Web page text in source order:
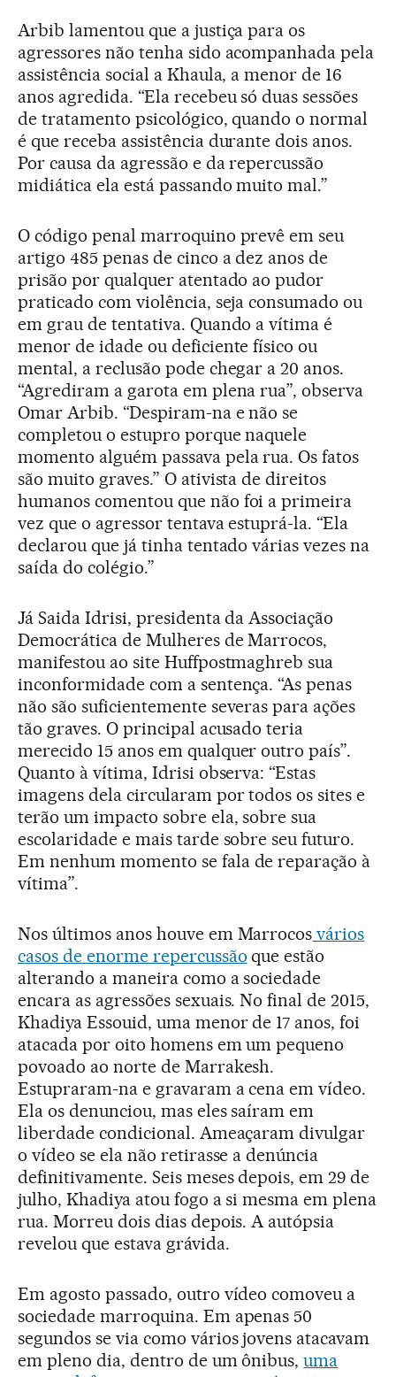
Arbib lamentou que a justiça para os
agressores não tenha sido acompanhada pela
assistência social a Khaula, a menor de 16
anos agredida. “Ela recebeu só duas sessões
de tratamento psicológico, quando o normal
é que receba assistência durante dois anos.
Por causa da agressão e da repercussão
midiática ela está passando muito mal.”
O código penal marroquino prevê em seu
artigo 485 penas de cinco a dez anos de
prisão por qualquer atentado ao pudor
praticado com violência, seja consumado ou
em grau de tentativa. Quando a vítima é
menor de idade ou deficiente físico ou
mental, a reclusão pode chegar a 20 anos.
“Agrediram a garota em plena rua”, observa
Omar Arbib. “Despiram-na e não se
completou o estupro porque naquele
momento alguém passava pela rua. Os fatos
são muito graves.” O ativista de direitos
humanos comentou que não foi a primeira
vez que o agressor tentava estuprá-la. “Ela
declarou que já tinha tentado várias vezes na
saída do colégio.”
Já Saida Idrisi, presidenta da Associação
Democrática de Mulheres de Marrocos,
manifestou ao site Huffpostmaghreb sua
inconformidade com a sentença. “As penas
não são suficientemente severas para ações
tão graves. O principal acusado teria
merecido 15 anos em qualquer outro país”.
Quanto à vítima, Idrisi observa: “Estas
imagens dela circularam por todos os sites e
terão um impacto sobre ela, sobre sua
escolaridade e mais tarde sobre seu futuro.
Em nenhum momento se fala de reparação à
vítima”.
Nos últimos anos houve em Marrocos vários
casos de enorme repercussão que estão
alterando a maneira como a sociedade
encara as agressões sexuais. No final de 2015,
Khadiya Essouid, uma menor de 17 anos, foi
atacada por oito homens em um pequeno
povoado ao norte de Marrakesh.
Estupraram-na e gravaram a cena em vídeo.
Ela os denunciou, mas eles saíram em
liberdade condicional. Ameaçaram divulgar
o vídeo se ela não retirasse a denúncia
definitivamente. Seis meses depois, em 29 de
julho, Khadiya atou fogo a si mesma em plena
rua. Morreu dois dias depois. A autópsia
revelou que estava grávida.
Em agosto passado, outro vídeo comoveu a
sociedade marroquina. Em apenas 50
segundos se via como vários jovens atacavam
em pleno dia, dentro de um ônibus,uma